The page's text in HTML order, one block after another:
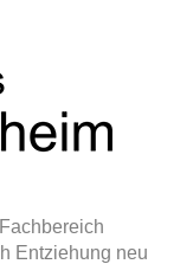
Fachbereich
Entziehung neu